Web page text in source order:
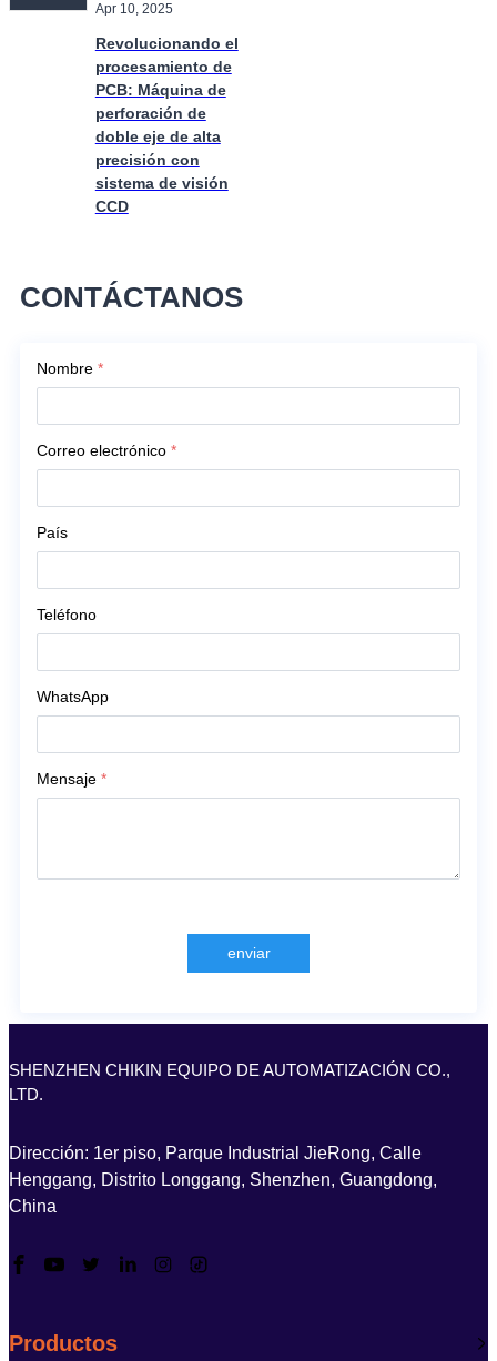
Apr 10, 2025
Revolucionando el
procesamiento de
PCB: Máquina de
perforación de
doble eje de alta
precisión con
sistema de visión
CCD
CONTÁCTANOS
Nombre *
Correo electrónico *
País
Teléfono
WhatsApp
Mensaje *
enviar
SHENZHEN CHIKIN EQUIPO DE AUTOMATIZACIÓN CO.,
LTD.
Dirección: 1er piso, Parque Industrial JieRong, Calle
Henggang, Distrito Longgang, Shenzhen, Guangdong,
China
Productos